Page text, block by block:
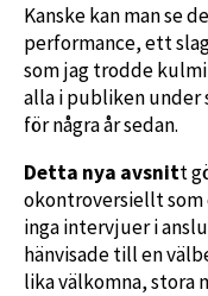
Kanske kan man se
performance, ett
som jag trodde
alla i publiken under
för några år sedan.
Detta nya avsnitt
okontroversiellt som
inga intervjuer i
hänvisade till en
lika välkomna, stora